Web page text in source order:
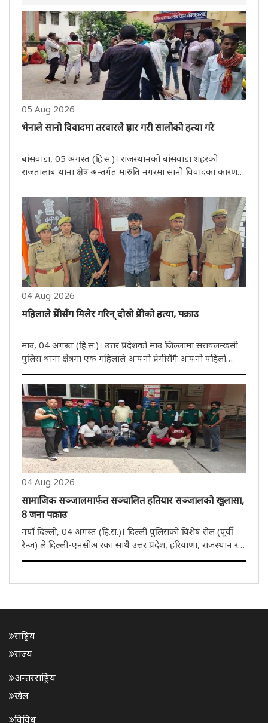
05 Aug 2026
भेनाले सानो विवादमा तरवारले प्रहार गरी सालोको हत्या गरे
बांसवाडा, 05 अगस्त (हि.स.)। राजस्थानको बांसवाडा शहरको
राजतालाब थाना क्षेत्र अन्तर्गत मारुति नगरमा सानो विवादका कारण
गरेको घटना प्रकाशमा आएको छ। प्रारम्भिक जानकारीअनुसार,
अभियुक्त ..
04 Aug 2026
महिलाले प्रेमीसँग मिलेर गरिन् दोस्रो प्रेमीको हत्या, पक्राउ
माउ, 04 अगस्त (हि.स.)। उत्तर प्रदेशको माउ जिल्लामा सरायलन्खसी
पुलिस थाना क्षेत्रमा एक महिलाले आफ्नो प्रेमीसँगै आफ्नो पहिलो
अभियुक्त महिला र एक युवकलाई पक्राउ गरेको छ। महिलाको प्रेमी ..
04 Aug 2026
सामाजिक सञ्जालमार्फत सञ्चालित हतियार सञ्जालको खुलासा,
8 जना पक्राउ
नयाँ दिल्ली, 04 अगस्त (हि.स.)। दिल्ली पुलिसको विशेष सेल (पूर्वी
रेन्ज) ले दिल्ली-एनसीआरका साथै उत्तर प्रदेश, हरियाणा, राजस्थान र
राष्ट्रिय
राज्य
अन्तरराष्ट्रिय
खेल
विविध